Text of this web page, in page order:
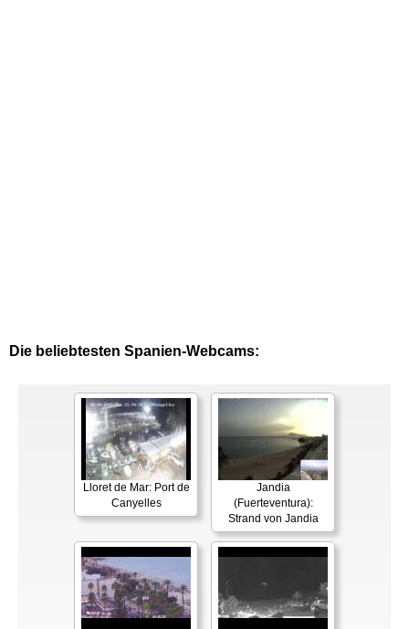
Die beliebtesten Spanien-Webcams:
Lloret de Mar: Port de
Canyelles
Jandia
(Fuerteventura):
Strand von Jandia